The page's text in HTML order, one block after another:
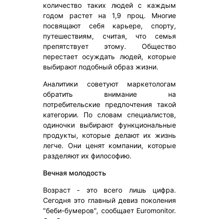
количество таких людей с каждым
годом растет на 1,9 проц. Многие
посвящают себя карьере, спорту,
путешествиям, считая, что семья
препятствует этому. Общество
перестает осуждать людей, которые
выбирают подобный образ жизни.
Аналитики советуют маркетологам
обратить внимание на
потребительские предпочтения такой
категории. По словам специалистов,
одиночки выбирают функциональные
продукты, которые делают их жизнь
легче. Они ценят компании, которые
разделяют их философию.
Вечная молодость
Возраст - это всего лишь цифра.
Сегодня это главный девиз поколения
"беби-бумеров", сообщает Euromonitor.